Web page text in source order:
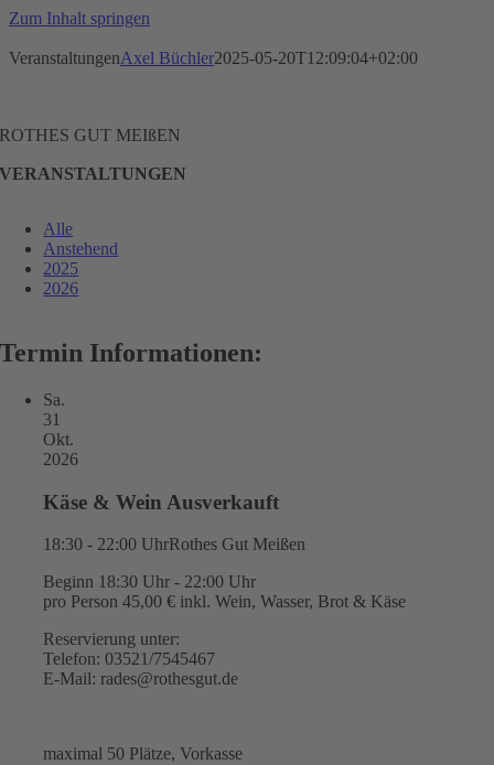
Zum Inhalt springen
VeranstaltungenAxel Büchler2025-05-20T12:09:04+02:00
ROTHES GUT MEIßEN
VERANSTALTUNGEN
Alle
Anstehend
2025
2026
Termin Informationen:
Sa.
31
Okt.
2026
Käse & Wein Ausverkauft
18:30 - 22:00 UhrRothes Gut Meißen
Beginn 18:30 Uhr - 22:00 Uhr
pro Person 45,00 € inkl. Wein, Wasser, Brot & Käse
Reservierung unter:
Telefon: 03521/7545467
E-Mail: rades@rothesgut.de
maximal 50 Plätze, Vorkasse